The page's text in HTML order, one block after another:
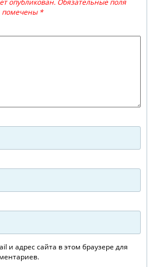
опубликован. Обязательные поля
помечены *
и адрес сайта в этом браузере для